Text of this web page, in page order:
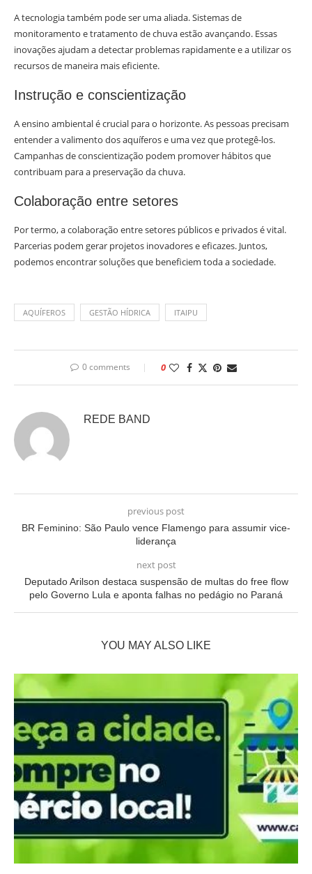
A tecnologia também pode ser uma aliada. Sistemas de
monitoramento e tratamento de chuva estão avançando. Essas
inovações ajudam a detectar problemas rapidamente e a utilizar os
recursos de maneira mais eficiente.
Instrução e conscientização
A ensino ambiental é crucial para o horizonte. As pessoas precisam
entender a valimento dos aquíferos e uma vez que protegê-los.
Campanhas de conscientização podem promover hábitos que
contribuam para a preservação da chuva.
Colaboração entre setores
Por termo, a colaboração entre setores públicos e privados é vital.
Parcerias podem gerar projetos inovadores e eficazes. Juntos,
podemos encontrar soluções que beneficiem toda a sociedade.
AQUÍFEROS GESTÃO HÍDRICA ITAIPU
0 comments 0
REDE BAND
previous post
BR Feminino: São Paulo vence Flamengo para assumir vice-
liderança
next post
Deputado Arilson destaca suspensão de multas do free flow
pelo Governo Lula e aponta falhas no pedágio no Paraná
YOU MAY ALSO LIKE